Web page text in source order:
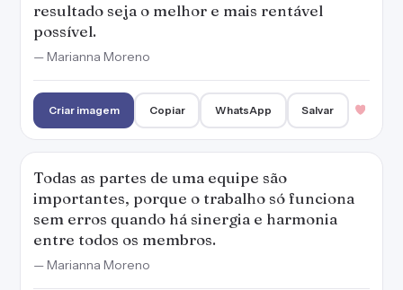
resultado seja o melhor e mais rentável
possível.
— Marianna Moreno
Criar imagem Copiar WhatsApp Salvar
Todas as partes de uma equipe são
importantes, porque o trabalho só funciona
sem erros quando há sinergia e harmonia
entre todos os membros.
— Marianna Moreno